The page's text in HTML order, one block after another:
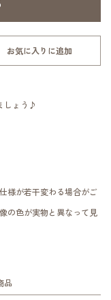
お気に入りに追加
しょう♪
様が若干変わる場合がご
の色が実物と異なって見
品